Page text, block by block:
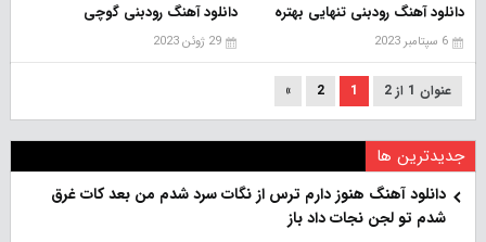
دانلود آهنگ رودبنی تنهایی بهتره
6 سپتامبر 2023
دانلود آهنگ رودبنی گوچی
29 ژوئن 2023
عنوان 1 از 2 1
2
»
جدیدترین ها
دانلود آهنگ هنو‌ز دارم ترس از نگات سرد شدم من بعد کات غرق
شدم تو لجن نجات داد باز